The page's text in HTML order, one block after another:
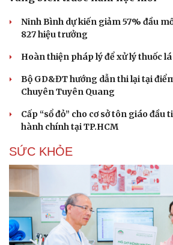
Cải chính
Ninh Bình dự kiến giảm 57% đầu
827 hiệu trưởng
Hoàn thiện pháp lý để xử lý thuốc
Bộ GD&ĐT hướng dẫn thi lại tại
Chuyên Tuyên Quang
Cấp “sổ đỏ” cho cơ sở tôn giáo đầu
hành chính tại TP.HCM
SỨC KHỎE